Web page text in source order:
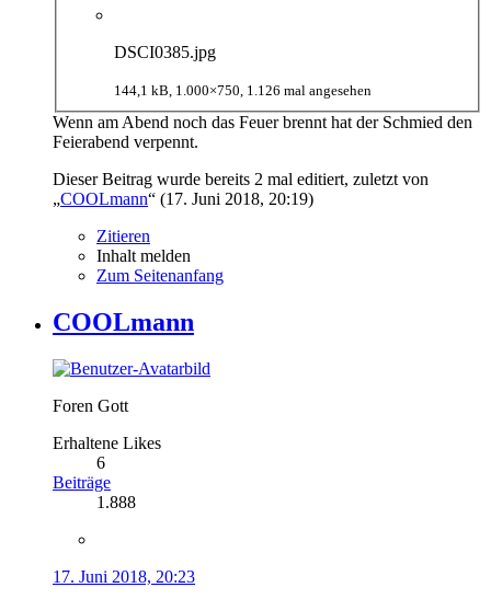
DSCI0385.jpg
144,1 kB, 1.000×750, 1.126 mal angesehen
Wenn am Abend noch das Feuer brennt hat der Schmied den
Feierabend verpennt.
Dieser Beitrag wurde bereits 2 mal editiert, zuletzt von
„COOLmann“ (17. Juni 2018, 20:19)
Zitieren
Inhalt melden
Zum Seitenanfang
COOLmann
Foren Gott
Erhaltene Likes
6
Beiträge
1.888
17. Juni 2018, 20:23